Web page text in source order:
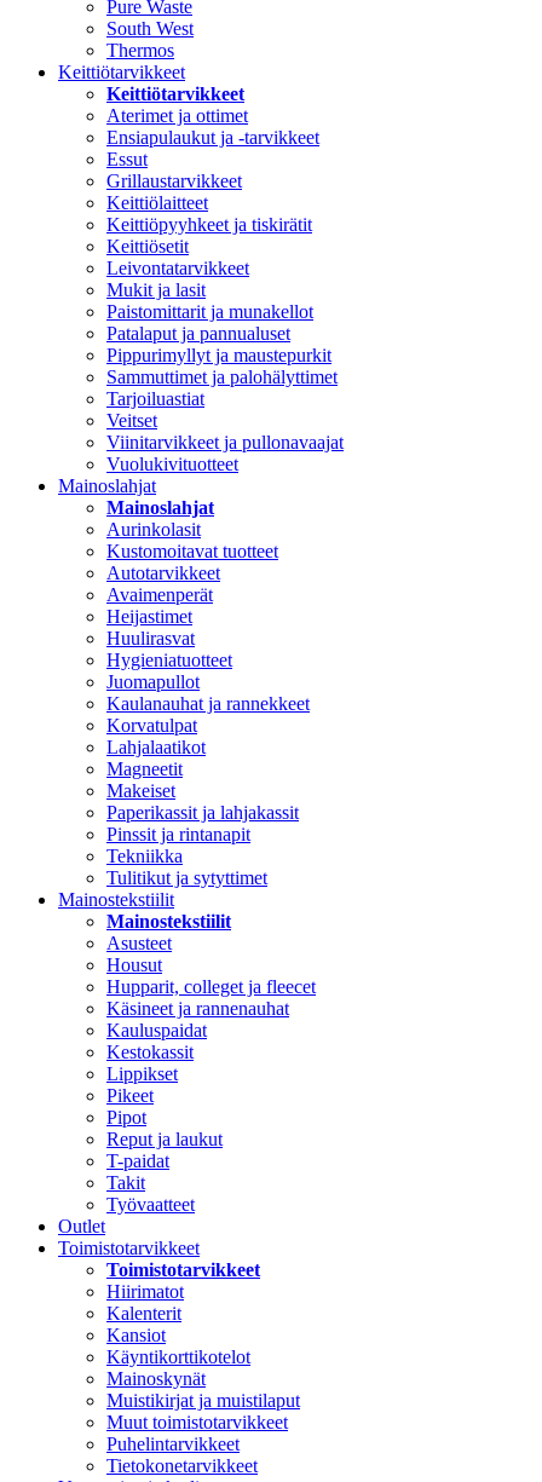
Pure Waste
South West
Thermos
Keittiötarvikkeet
Keittiötarvikkeet
Aterimet ja ottimet
Ensiapulaukut ja -tarvikkeet
Essut
Grillaustarvikkeet
Keittiölaitteet
Keittiöpyyhkeet ja tiskirätit
Keittiösetit
Leivontatarvikkeet
Mukit ja lasit
Paistomittarit ja munakellot
Patalaput ja pannualuset
Pippurimyllyt ja maustepurkit
Sammuttimet ja palohälyttimet
Tarjoiluastiat
Veitset
Viinitarvikkeet ja pullonavaajat
Vuolukivituotteet
Mainoslahjat
Mainoslahjat
Aurinkolasit
Kustomoitavat tuotteet
Autotarvikkeet
Avaimenperät
Heijastimet
Huulirasvat
Hygieniatuotteet
Juomapullot
Kaulanauhat ja rannekkeet
Korvatulpat
Lahjalaatikot
Magneetit
Makeiset
Paperikassit ja lahjakassit
Pinssit ja rintanapit
Tekniikka
Tulitikut ja sytyttimet
Mainostekstiilit
Mainostekstiilit
Asusteet
Housut
Hupparit, colleget ja fleecet
Käsineet ja rannenauhat
Kauluspaidat
Kestokassit
Lippikset
Pikeet
Pipot
Reput ja laukut
T-paidat
Takit
Työvaatteet
Outlet
Toimistotarvikkeet
Toimistotarvikkeet
Hiirimatot
Kalenterit
Kansiot
Käyntikorttikotelot
Mainoskynät
Muistikirjat ja muistilaput
Muut toimistotarvikkeet
Puhelintarvikkeet
Tietokonetarvikkeet